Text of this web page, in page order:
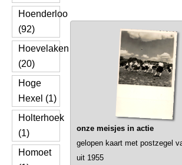
Hoenderloo
(92)
Hoevelaken
(20)
Hoge
Hexel (1)
Holterhoek
(1)
Homoet
onze meisjes in actie
gelopen kaart met postzegel
uit 1955